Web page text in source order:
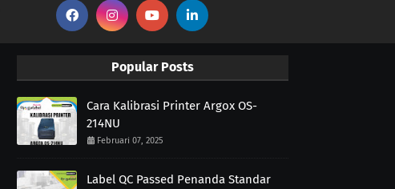
Popular Posts
Cara Kalibrasi Printer Argox OS-
214NU
Februari 07, 2025
Label QC Passed Penanda Standar